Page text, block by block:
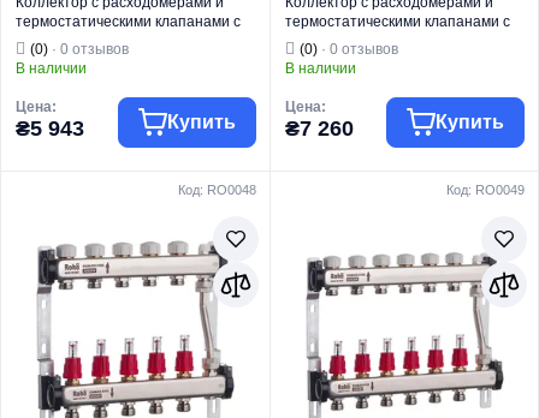
термостатическими клапанами с
байпасом Roho R814-02 - 1"х 2
вых. (RO0045)
(0) · 0 отзывов
В наличии
Цена:
₴5 943 Купить
Тип изделия
Водяной теплый
пол
Вид изделия
Коллектор с
расходомерами
Назначение
Для систем
отопления
Страна бренда
Италия
термостатическими клапанами с
байпасом Roho R814-03 - 1"х 3
вых. (RO0046)
(0)· 0 отзывов
В наличии
Цена:
₴7 260 Купить
Тип изделия
Водяной теплый
пол
Вид изделия
Коллектор с
расходомерами
Назначение
Для систем
отопления
Страна бренда
Италия
Код: RO0048 Код: RO0049